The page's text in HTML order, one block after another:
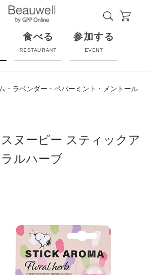
食べる
RESTAURANT
参加する
EVENT
・ラベンダー・ペパーミント・メントール
ヌーピー スティックア
ルハーブ